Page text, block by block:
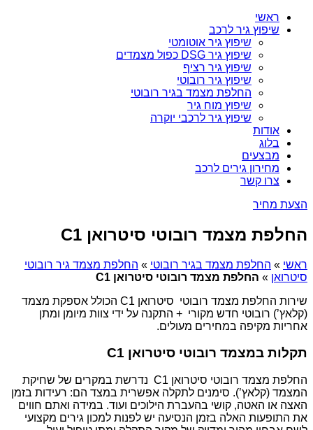
ראשי
שיפוץ גיר לרכב
שיפוץ גיר אוטומטי
שיפוץ גיר DSG כפול מצמדים
שיפוץ גיר רציף
שיפוץ גיר רובוטי
החלפת מצמד בגיר רובוטי
שיפוץ מוח גיר
שיפוץ גיר לרכבי יוקרה
אודות
בלוג
מבצעים
מחירון גירים לרכב
צרו קשר
הצעת מחיר
החלפת מצמד רובוטי סיטרואן C1
ראשי » החלפת מצמד בגיר רובוטי » החלפת מצמד גיר רובוטי
סיטרואן » החלפת מצמד רובוטי סיטרואן C1
שירות החלפת מצמד רובוטי סיטרואן C1 הכולל אספקת מצמד
(קלאץ’) רובוטי חדש מקורי + התקנה על ידי צוות מיומן ומתן
אחריות מקיפה במחירים מעולים.
תקלות במצמד רובוטי סיטרואן C1
החלפת מצמד רובוטי סיטרואן C1 נדרשת במקרים של שחיקת
המצמד (קלאץ’). סימנים לתקלה אפשרית במצד הם: רעידות בזמן
האצה או האטה, קושי בהעברת הילוכים ועוד. במידה ואתם חווים
את התופעות האלה בזמן הנסיעה יש לפנות למכון גירים מקצועי